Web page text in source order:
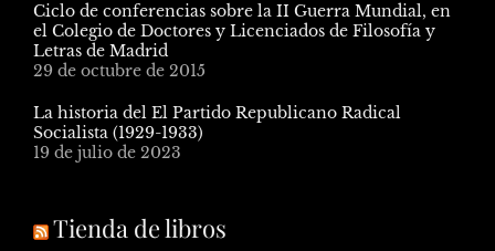
Ciclo de conferencias sobre la II Guerra Mundial, en
el Colegio de Doctores y Licenciados de Filosofía y
Letras de Madrid
29 de octubre de 2015
La historia del El Partido Republicano Radical
Socialista (1929-1933)
19 de julio de 2023
Tienda de libros